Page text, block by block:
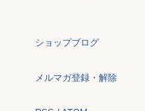
ショップブログ
メルマガ登録・解除